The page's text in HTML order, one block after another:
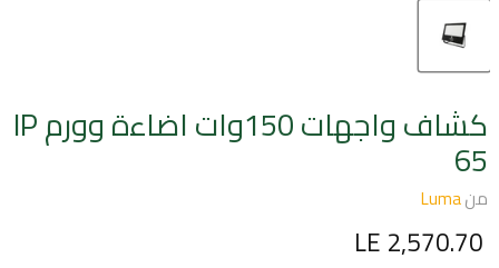
كشاف واجهات 150وات اضاءة وورم IP
65
منLuma
السعر الحالي
LE 2,570.70